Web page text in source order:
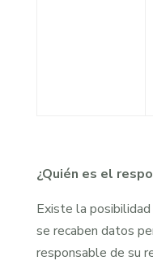
¿Quién es el
Existe la
se recaben datos
responsable de su